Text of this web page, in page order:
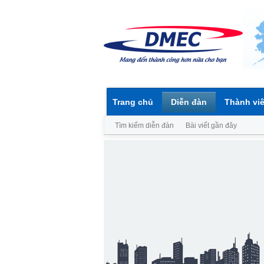
Trang chủ Diễn đàn
Tìm kiếm diễn đàn Bài viết gần đây
Thành